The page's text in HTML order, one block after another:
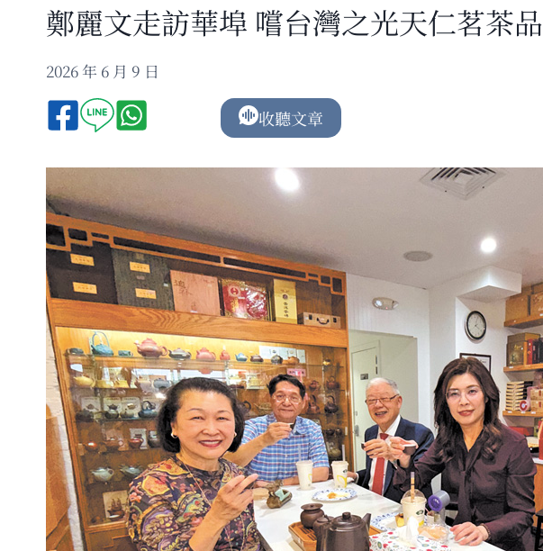
鄭麗文走訪華埠 嚐台灣之光天仁茗茶品
2026 年 6 月 9 日
收聽文章